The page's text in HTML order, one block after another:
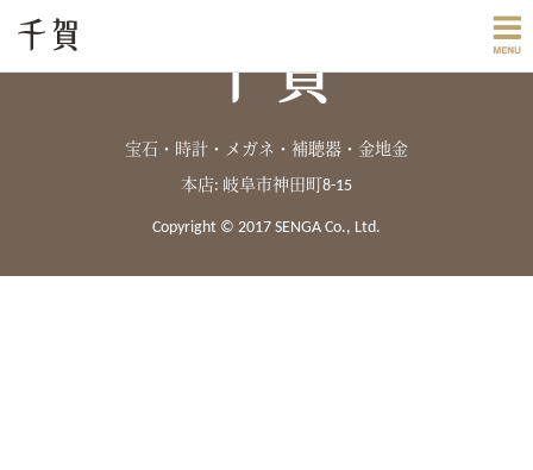
宝石・時計・メガネ・補聴器・金地金
本店: 岐阜市神田町8-15
Copyright © 2017 SENGA Co., Ltd.